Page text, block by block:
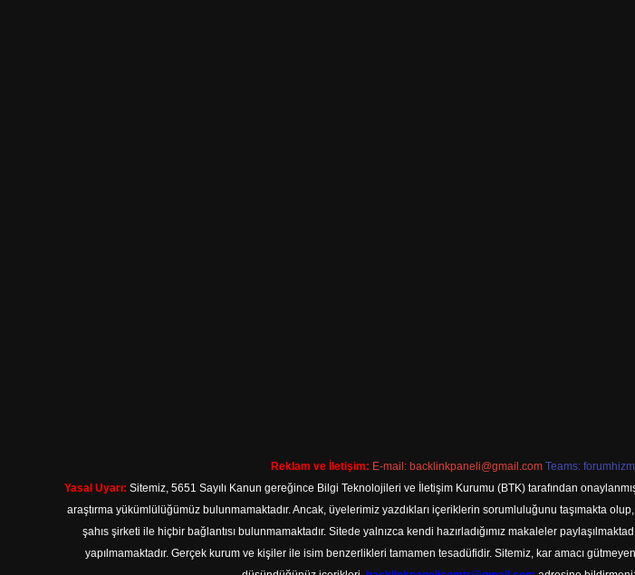
Reklam ve İletişim: E-mail: backlinkpaneli@gmail.com Teams:
Yasal Uyarı: Sitemiz, 5651 Sayılı Kanun gereğince Bilgi Teknolojileri ve İletişim Kurumu (BTK) tarafından
araştırma yükümlülüğümüz bulunmamaktadır. Ancak, üyelerimiz yazdıkları içeriklerin sorumluluğunu taşımakta
şahıs şirketi ile hiçbir bağlantısı bulunmamaktadır. Sitede yalnızca kendi hazırladığımız makaleler
yapılmamaktadır. Gerçek kurum ve kişiler ile isim benzerlikleri tamamen tesadüfidir. Sitemiz, kar amacı